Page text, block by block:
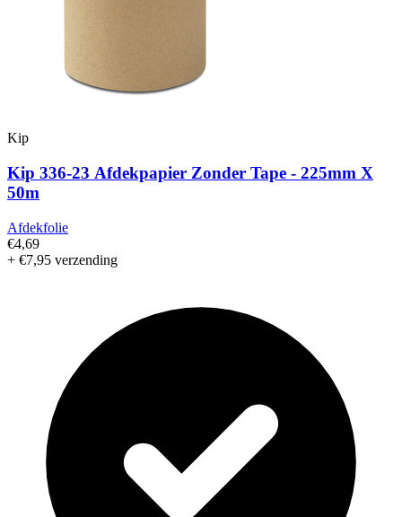
Kip
Kip 336-23 Afdekpapier Zonder Tape - 225mm X
50m
Afdekfolie
€4,69
+ €7,95 verzending